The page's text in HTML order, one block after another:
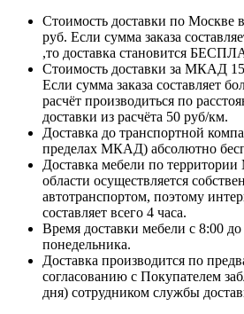
Стоимость доставки по
руб. Если сумма заказа
,то доставка становится
Стоимость доставки за МКАД
Если сумма заказа составляет
расчёт производиться по
доставки из расчёта 50 руб/км.
Доставка до транспортной
пределах МКАД) абсолютно
Доставка мебели по
области осуществляется
автотранспортом, поэтому
составляет всего 4 часа.
Время доставки мебели с 8:00
понедельника.
Доставка производится по
согласованию с Покупателем
дня) сотрудником службы